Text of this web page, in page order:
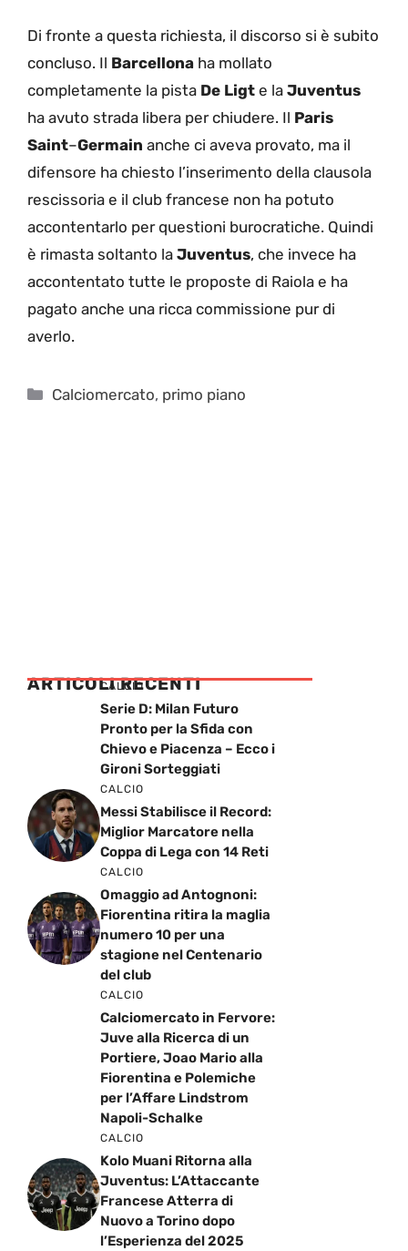
Di fronte a questa richiesta, il discorso si è subito
concluso. Il Barcellona ha mollato
completamente la pista De Ligt e la Juventus
ha avuto strada libera per chiudere. Il Paris
Saint–Germain anche ci aveva provato, ma il
difensore ha chiesto l’inserimento della clausola
rescissoria e il club francese non ha potuto
accontentarlo per questioni burocratiche. Quindi
è rimasta soltanto la Juventus, che invece ha
accontentato tutte le proposte di Raiola e ha
pagato anche una ricca commissione pur di
averlo.
Categorie
Calciomercato, primo piano
ARTICOLI RECENTI
CALCIO
Serie D: Milan Futuro
Pronto per la Sfida con
Chievo e Piacenza – Ecco i
Gironi Sorteggiati
CALCIO
Messi Stabilisce il Record:
Miglior Marcatore nella
Coppa di Lega con 14 Reti
CALCIO
Omaggio ad Antognoni:
Fiorentina ritira la maglia
numero 10 per una
stagione nel Centenario
del club
CALCIO
Calciomercato in Fervore:
Juve alla Ricerca di un
Portiere, Joao Mario alla
Fiorentina e Polemiche
per l’Affare Lindstrom
Napoli-Schalke
CALCIO
Kolo Muani Ritorna alla
Juventus: L’Attaccante
Francese Atterra di
Nuovo a Torino dopo
l’Esperienza del 2025